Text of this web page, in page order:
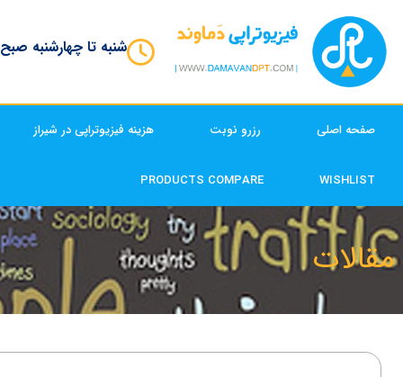
شنبه تا چهارشنبه
صفحه اصلی رزرو نوبت هزینه فیزیوتراپی در شیراز
WISHLIST
PRODUCTS COMPARE
مقالات